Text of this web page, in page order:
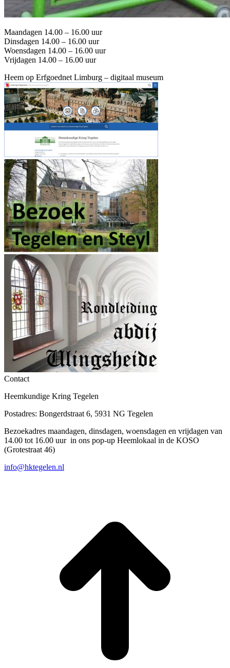
Maandagen 14.00 – 16.00 uur
Dinsdagen 14.00 – 16.00 uur
Woensdagen 14.00 – 16.00 uur
Vrijdagen 14.00 – 16.00 uur
Heem op Erfgoednet Limburg – digitaal museum
Contact
Heemkundige Kring Tegelen
Postadres: Bongerdstraat 6, 5931 NG Tegelen
Bezoekadres maandagen, dinsdagen, woensdagen en vrijdagen van
14.00 tot 16.00 uur in ons pop-up Heemlokaal in de KOSO
(Grotestraat 46)
info@hktegelen.nl